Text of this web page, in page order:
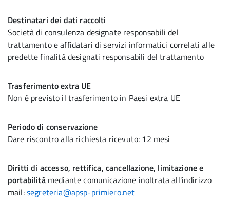
Destinatari dei dati raccolti
Società di consulenza designate responsabili del
trattamento e affidatari di servizi informatici correlati alle
predette finalità designati responsabili del trattamento
Trasferimento extra UE
Non è previsto il trasferimento in Paesi extra UE
Periodo di conservazione
Dare riscontro alla richiesta ricevuto: 12 mesi
Diritti di accesso, rettifica, cancellazione, limitazione e
portabilitàmediante comunicazione inoltrata all'indirizzo
mail:segreteria@apsp-primiero.net